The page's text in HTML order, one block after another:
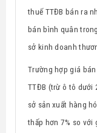
thuế TTĐB bán ra
bán bình quân
sở kinh doanh
Trường hợp giá
TTĐB (trừ ô tô dưới
sở sản xuất hàng
thấp hơn 7% so với